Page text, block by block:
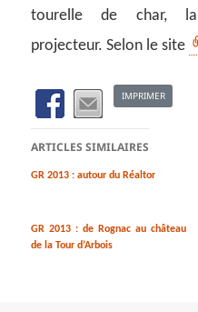
tourelle de char,
projecteur. Selon le site
IMPRIMER
ARTICLES SIMILAIRES
GR 2013 : autour du Réaltor
GR 2013 : de Rognac au château
de la Tour d’Arbois